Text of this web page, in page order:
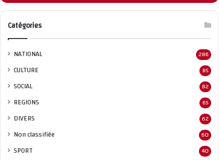
Catégories
NATIONAL 286
CULTURE 85
SOCIAL 82
REGIONS 65
DIVERS 62
Non classifiée 60
SPORT 40